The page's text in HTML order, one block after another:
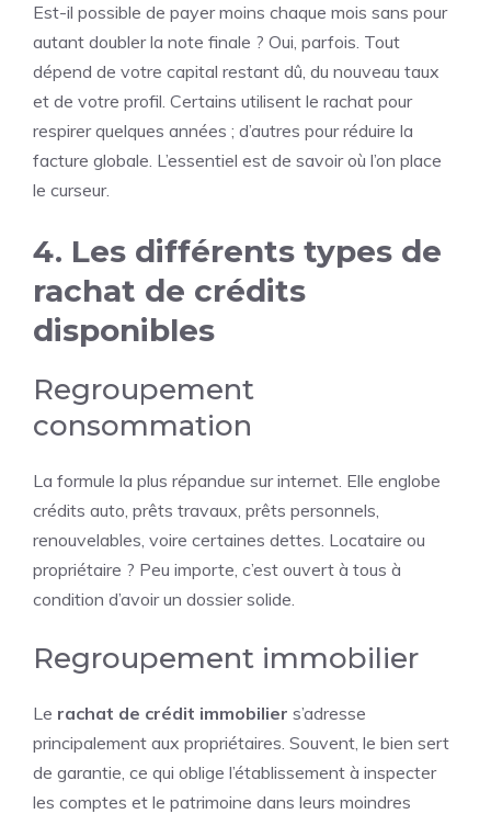
Est-il possible de payer moins chaque mois sans pour
autant doubler la note finale ? Oui, parfois. Tout
dépend de votre capital restant dû, du nouveau taux
et de votre profil. Certains utilisent le rachat pour
respirer quelques années ; d’autres pour réduire la
facture globale. L’essentiel est de savoir où l’on place
le curseur.
4. Les différents types de
rachat de crédits
disponibles
Regroupement
consommation
La formule la plus répandue sur internet. Elle englobe
crédits auto, prêts travaux, prêts personnels,
renouvelables, voire certaines dettes. Locataire ou
propriétaire ? Peu importe, c’est ouvert à tous à
condition d’avoir un dossier solide.
Regroupement immobilier
Le rachat de crédit immobilier s’adresse
principalement aux propriétaires. Souvent, le bien sert
de garantie, ce qui oblige l’établissement à inspecter
les comptes et le patrimoine dans leurs moindres